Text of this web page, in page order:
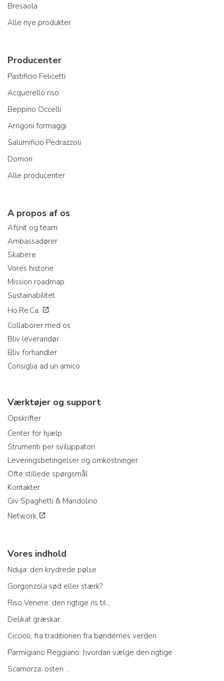
Bresaola
Alle nye produkter
Producenter
Pastificio Felicetti
Acquerello riso
Beppino Occelli
Arrigoni formaggi
Salumificio Pedrazzoli
Domori
Alle producenter
A propos af os
Afsnit og team
Ambassadører
Skabere
Vores historie
Mission roadmap
Sustainabilitet
Ho.Re.Ca.
Collaborer med os
Bliv leverandør
Bliv forhandler
Consiglia ad un amico
Værktøjer og support
Opskrifter
Center for hjælp
Strumenti per sviluppatori
Leveringsbetingelser og omkostninger
Ofte stillede spørgsmål
Kontakter
Giv Spaghetti & Mandolino
Network
Vores indhold
Nduja: den krydrede pølse
Gorgonzola sød eller stærk?
Riso Venere: den rigtige ris til...
Delikat græskar
Ciccioli, fra traditionen fra bøndernes verden
Parmigiano Reggiano: hvordan vælge den rigtige
Scamorza: osten ...